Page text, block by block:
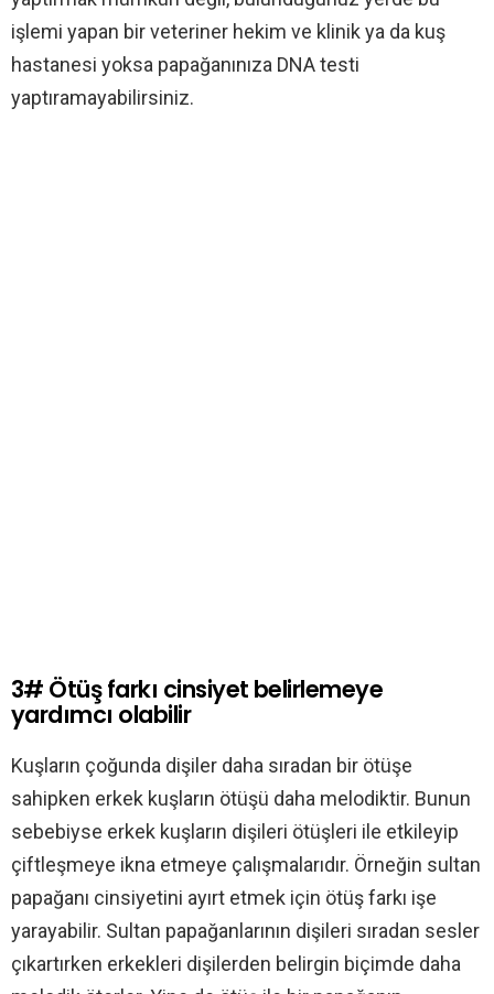
işlemi yapan bir veteriner hekim ve klinik ya da kuş
hastanesi yoksa papağanınıza DNA testi
yaptıramayabilirsiniz.
3# Ötüş farkı cinsiyet belirlemeye
yardımcı olabilir
Kuşların çoğunda dişiler daha sıradan bir ötüşe
sahipken erkek kuşların ötüşü daha melodiktir. Bunun
sebebiyse erkek kuşların dişileri ötüşleri ile etkileyip
çiftleşmeye ikna etmeye çalışmalarıdır. Örneğin sultan
papağanı cinsiyetini ayırt etmek için ötüş farkı işe
yarayabilir. Sultan papağanlarının dişileri sıradan sesler
çıkartırken erkekleri dişilerden belirgin biçimde daha